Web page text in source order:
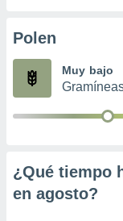
e
mediante
publicidad
publicidad
de
Polen
Muy bajo
¿Qué tiempo
en agosto?